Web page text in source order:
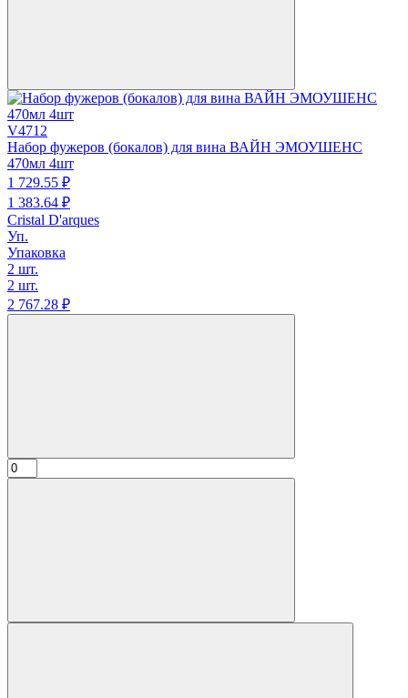
V4712
Набор фужеров (бокалов) для вина ВАЙН ЭМОУШЕНС
470мл 4шт
1 729.55 ₽
1 383.64 ₽
Cristal D'arques
Уп.
Упаковка
2 шт.
2 шт.
2 767.28 ₽